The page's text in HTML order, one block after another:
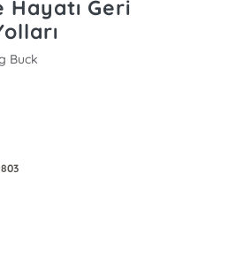
Hayatı Geri
Buck